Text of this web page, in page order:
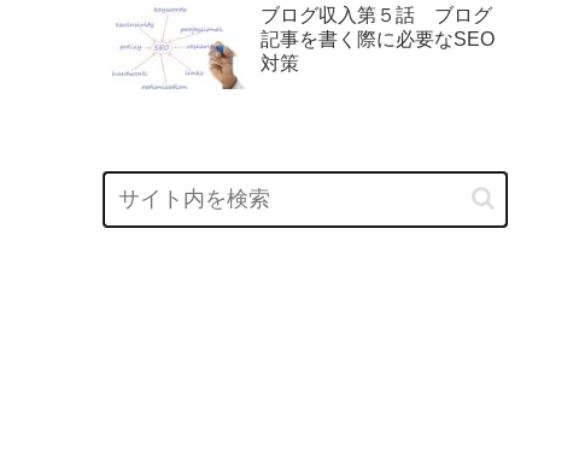
ブログ収入第５話 ブログ
記事を書く際に必要なSEO
対策